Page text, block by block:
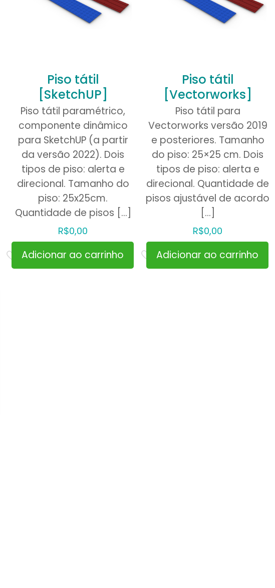
Piso tátil
[SketchUP]
Piso tátil paramétrico,
componente dinâmico
para SketchUP (a partir
da versão 2022). Dois
tipos de piso: alerta e
direcional. Tamanho do
piso: 25x25cm.
Quantidade de pisos […]
R$0,00
Adicionar ao carrinho
Piso tátil
[Vectorworks]
Piso tátil para
Vectorworks versão 2019
e posteriores. Tamanho
do piso: 25×25 cm. Dois
tipos de piso: alerta e
direcional. Quantidade de
pisos ajustável de acordo
[…]
R$0,00
Adicionar ao carrinho